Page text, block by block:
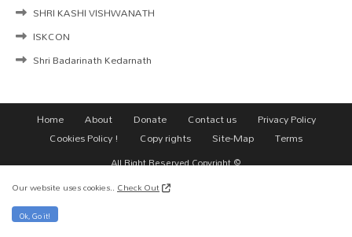
SHRI KASHI VISHWANATH
ISKCON
Shri Badarinath Kedarnath
Home About Donate Contact us
Privacy Policy
Cookies Policy !
Copy rights Site-Map Terms
All Right Reserved Copyright ©
Our website uses cookies..Check Out
Ok, Go it!